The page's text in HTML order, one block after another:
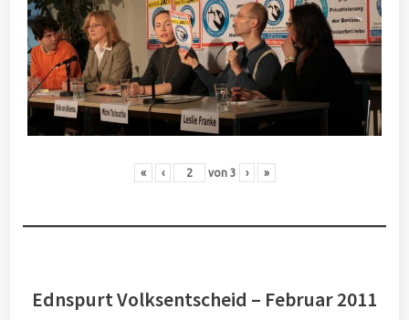
« ‹ von 3 › »
Ednspurt Volksentscheid – Februar 2011